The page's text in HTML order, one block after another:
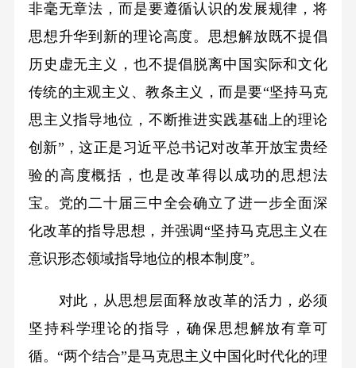
非毫无章法，而是要遵循认识的发展规律，将
思想升华到新的理论高度。思想解放既不提倡
历史虚无主义，也不提倡脱离中国实际和文化
传统的主观主义、教条主义，而是要“坚持马克
思主义指导地位，不断推进实践基础上的理论
创新”，这正是习近平总书记对改革开放宝贵经
验的高度概括，也是改革得以成功的思想法
宝。党的二十届三中全会确立了进一步全面深
化改革的指导思想，并强调“坚持马克思主义在
意识形态领域指导地位的根本制度”。
对此，从思想层面释放改革的活力，必须
坚持科学理论的指导，确保思想解放有章可
循。“两个结合”是马克思主义中国化时代化的理